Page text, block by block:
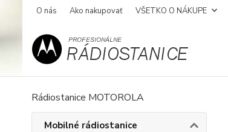
O nás Ako nakupovať VŠETKO O NÁKUPE
Rádiostanice MOTOROLA
Mobilné rádiostanice